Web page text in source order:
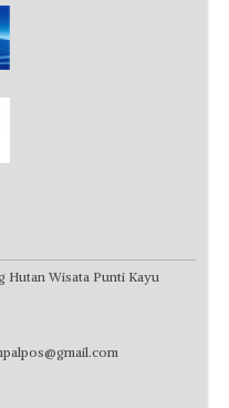
Hutan Wisata Punti Kayu